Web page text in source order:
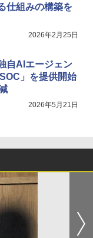
仕組みの構築を
2026年2月25日
自AIエージェン
」を提供開始
2026年5月21日